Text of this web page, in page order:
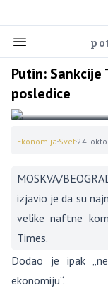
Putin: Sankcije
posledice
Ekonomija Svet24.
MOSKVA/
izjavio je da su
velike naftne
Times.
Dodao je ipak
ekonomiju“.